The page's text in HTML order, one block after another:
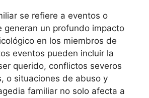
se refiere a eventos o
generan un profundo impacto
en los miembros de
eventos pueden incluir la
querido, conflictos severos
o situaciones de abuso y
familiar no solo afecta a